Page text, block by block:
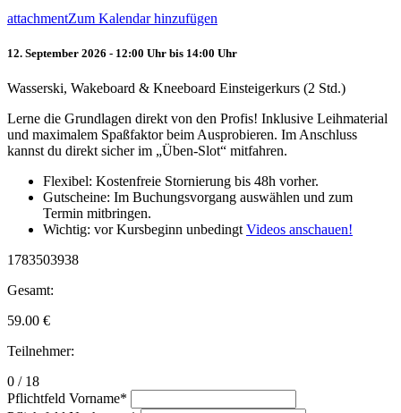
attachmentZum Kalendar hinzufügen
12. September 2026 - 12:00 Uhr bis 14:00 Uhr
Wasserski, Wakeboard & Kneeboard Einsteigerkurs (2 Std.)
Lerne die Grundlagen direkt von den Profis! Inklusive Leihmaterial
und maximalem Spaßfaktor beim Ausprobieren. Im Anschluss
kannst du direkt sicher im „Üben-Slot“ mitfahren.
Flexibel: Kostenfreie Stornierung bis 48h vorher.
Gutscheine: Im Buchungsvorgang auswählen und zum
Termin mitbringen.
Wichtig: vor Kursbeginn unbedingt Videos anschauen!
1783503938
Gesamt:
59.00 €
Teilnehmer:
0 / 18
Pflichtfeld Vorname*